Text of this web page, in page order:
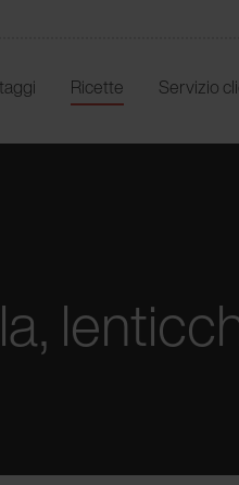
Ricette Servizio